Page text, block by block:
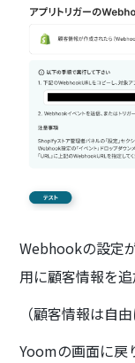
Webhookの設定
用に顧客情報を追
（顧客情報は自
Yoomの画面に戻